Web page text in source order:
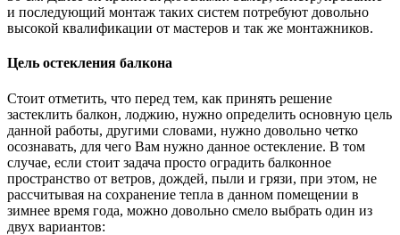
и последующий монтаж таких систем потребуют довольно
высокой квалификации от мастеров и так же монтажников.
Цель остекления балкона
Стоит отметить, что перед тем, как принять решение
застеклить балкон, лоджию, нужно определить основную цель
данной работы, другими словами, нужно довольно четко
осознавать, для чего Вам нужно данное остекление. В том
случае, если стоит задача просто оградить балконное
пространство от ветров, дождей, пыли и грязи, при этом, не
рассчитывая на сохранение тепла в данном помещении в
зимнее время года, можно довольно смело выбрать один из
двух вариантов: